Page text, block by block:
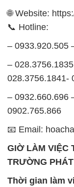
🌐 Website:
📞 Hotline:
– 0933.920.505
–
028.3756.1841-
– 0932.660.696
0902.765.866
📧 Email:
GIỜ LÀM VIỆC
TRƯỜNG PHÁT
Thời gian làm